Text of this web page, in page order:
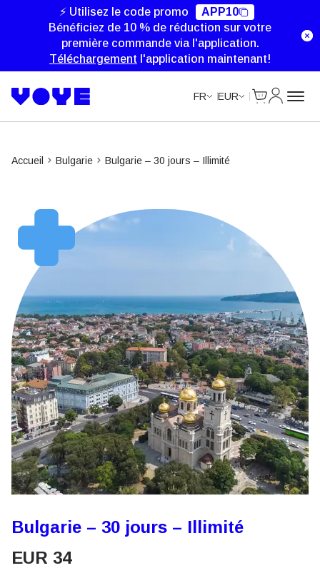
⚡ Utilisez le code promo
APP10
Bénéficiez de 10 % de réduction sur votre
première commande via l'application.
Téléchargement l'application maintenant!
FR EUR
Accueil Bulgarie Bulgarie – 30 jours – Illimité
Bulgarie – 30 jours – Illimité
EUR 34
Unlimited Data